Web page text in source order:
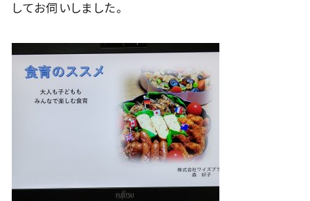
してお伺いしました。